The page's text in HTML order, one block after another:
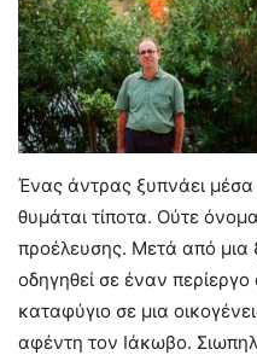
Ένας άντρας ξυπνάει
θυμάται τίποτα. Ούτε
προέλευσης. Μετά από μια
οδηγηθεί σε έναν περίεργο
καταφύγιο σε μια
αφέντη τον Ιάκωβο.